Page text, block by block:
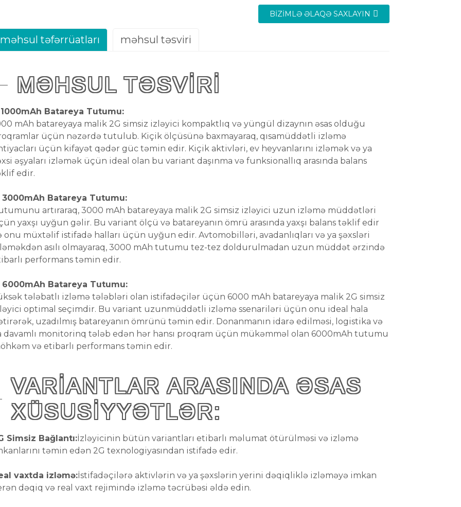
BIZIMLƏ ƏLAQƏ SAXLAYIN
məhsul təfərrüatları məhsul təsviri
MƏHSUL TƏSVIRI
1000mAh Batareya Tutumu:
mAh batareyaya malik 2G simsiz izləyici kompaktlıq və yüngül dizaynın əsas olduğu
üçün nəzərdə tutulub. Kiçik ölçüsünə baxmayaraq, qısamüddətli izləmə
üçün kifayət qədər güc təmin edir. Kiçik aktivləri, ev heyvanlarını izləmək və ya
əşyaları izləmək üçün ideal olan bu variant daşınma və funksionallıq arasında balans
edir.
3000mAh Batareya Tutumu:
artıraraq, 3000 mAh batareyaya malik 2G simsiz izləyici uzun izləmə müddətləri
yaxşı uyğun gəlir. Bu variant ölçü və batareyanın ömrü arasında yaxşı balans təklif edir
onu müxtəlif istifadə halları üçün uyğun edir. Avtomobilləri, avadanlıqları və ya şəxsləri
asılı olmayaraq, 3000 mAh tutumu tez-tez doldurulmadan uzun müddət ərzində
performans təmin edir.
6000mAh Batareya Tutumu:
tələbatlı izləmə tələbləri olan istifadəçilər üçün 6000 mAh batareyaya malik 2G simsiz
optimal seçimdir. Bu variant uzunmüddətli izləmə ssenariləri üçün onu ideal hala
uzadılmış batareyanın ömrünü təmin edir. Donanmanın idarə edilməsi, logistika və
davamlı monitorinq tələb edən hər hansı proqram üçün mükəmməl olan 6000mAh tutumu
və etibarlı performans təmin edir.
VARIANTLAR ARASINDA ƏSAS
XÜSUSIYYƏTLƏR:
Simsiz Bağlantı:İzləyicinin bütün variantları etibarlı məlumat ötürülməsi və izləmə
təmin edən 2G texnologiyasından istifadə edir.
vaxtda izləmə:İstifadəçilərə aktivlərin və ya şəxslərin yerini dəqiqliklə izləməyə imkan
dəqiq və real vaxt rejimində izləmə təcrübəsi əldə edin.